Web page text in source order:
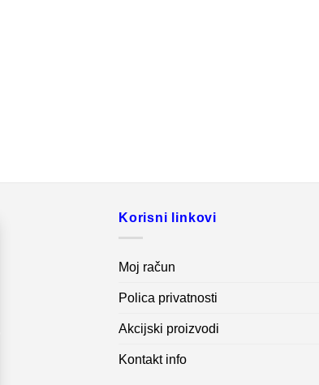
Korisni linkovi
Moj račun
Polica privatnosti
Akcijski proizvodi
Kontakt info